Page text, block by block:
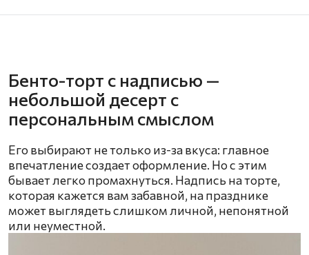
Бенто-торт с надписью —
небольшой десерт с
персональным смыслом
Его выбирают не только из-за вкуса: главное
впечатление создает оформление. Но с этим
бывает легко промахнуться. Надпись на торте,
которая кажется вам забавной, на празднике
может выглядеть слишком личной, непонятной
или неуместной.